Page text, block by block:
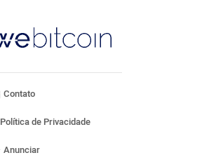
Contato
Política de Privacidade
Anunciar